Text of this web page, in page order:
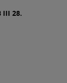
III 28.